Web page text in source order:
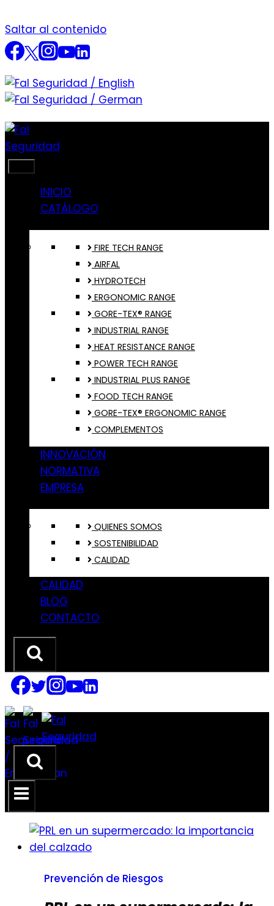
Saltar al contenido
INICIO
CATÁLOGO
FIRE TECH RANGE
AIRFAL
HYDROTECH
ERGONOMIC RANGE
GORE-TEX® RANGE
INDUSTRIAL RANGE
HEAT RESISTANCE RANGE
POWER TECH RANGE
INDUSTRIAL PLUS RANGE
FOOD TECH RANGE
GORE-TEX® ERGONOMIC RANGE
COMPLEMENTOS
INNOVACIÓN
NORMATIVA
EMPRESA
QUIENES SOMOS
SOSTENIBILIDAD
CALIDAD
CALIDAD
BLOG
CONTACTO
Prevención de Riesgos